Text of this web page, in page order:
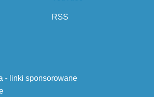
RSS
- linki sponsorowane